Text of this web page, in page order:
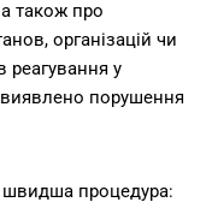
також про
організацій чи
реагування у
порушення
швидша процедура: